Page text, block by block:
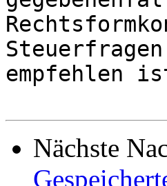
empfehlen
Nächste